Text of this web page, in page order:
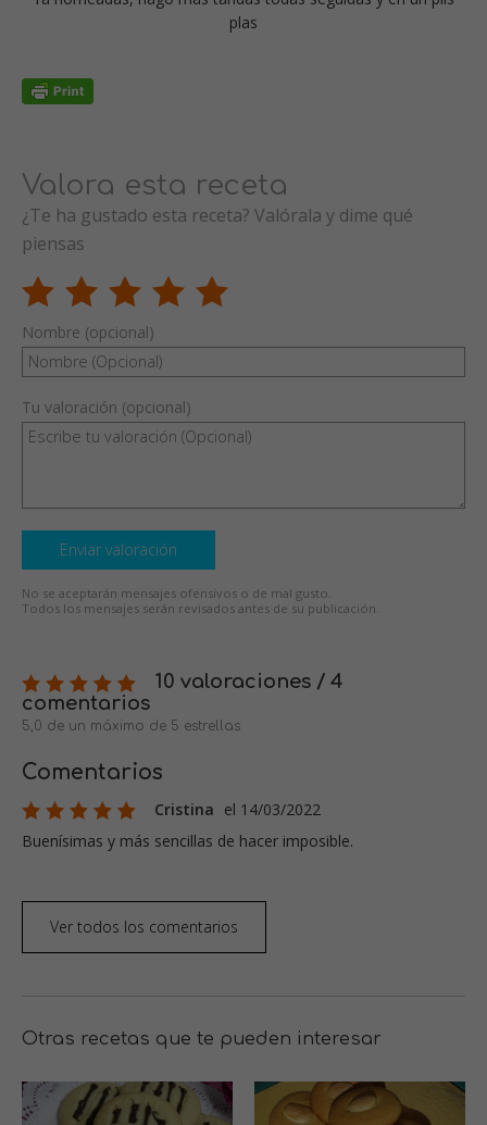
plas
Valora esta receta
¿Te ha gustado esta receta? Valórala y dime qué
piensas
Nombre (opcional)
Tu valoración (opcional)
Enviar valoración
No se aceptarán mensajes ofensivos o de mal gusto.
Todos los mensajes serán revisados antes de su publicación.
10 valoraciones / 4
comentarios
5,0 de un máximo de 5 estrellas
Comentarios
Cristina el 14/03/2022
Buenísimas y más sencillas de hacer imposible.
Ver todos los comentarios
Otras recetas que te pueden interesar